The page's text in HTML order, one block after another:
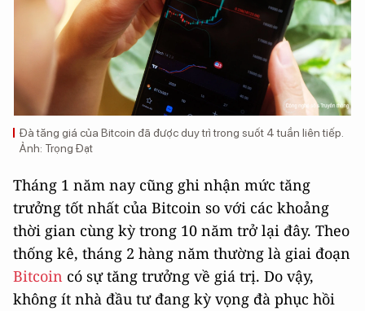
Đà tăng giá của Bitcoin đã được duy trì trong suốt 4 tuần liên tiếp.
Ảnh: Trọng Đạt
Tháng 1 năm nay cũng ghi nhận mức tăng
trưởng tốt nhất của Bitcoin so với các khoảng
thời gian cùng kỳ trong 10 năm trở lại đây. Theo
thống kê, tháng 2 hàng năm thường là giai đoạn
Bitcoin có sự tăng trưởng về giá trị. Do vậy,
không ít nhà đầu tư đang kỳ vọng đà phục hồi